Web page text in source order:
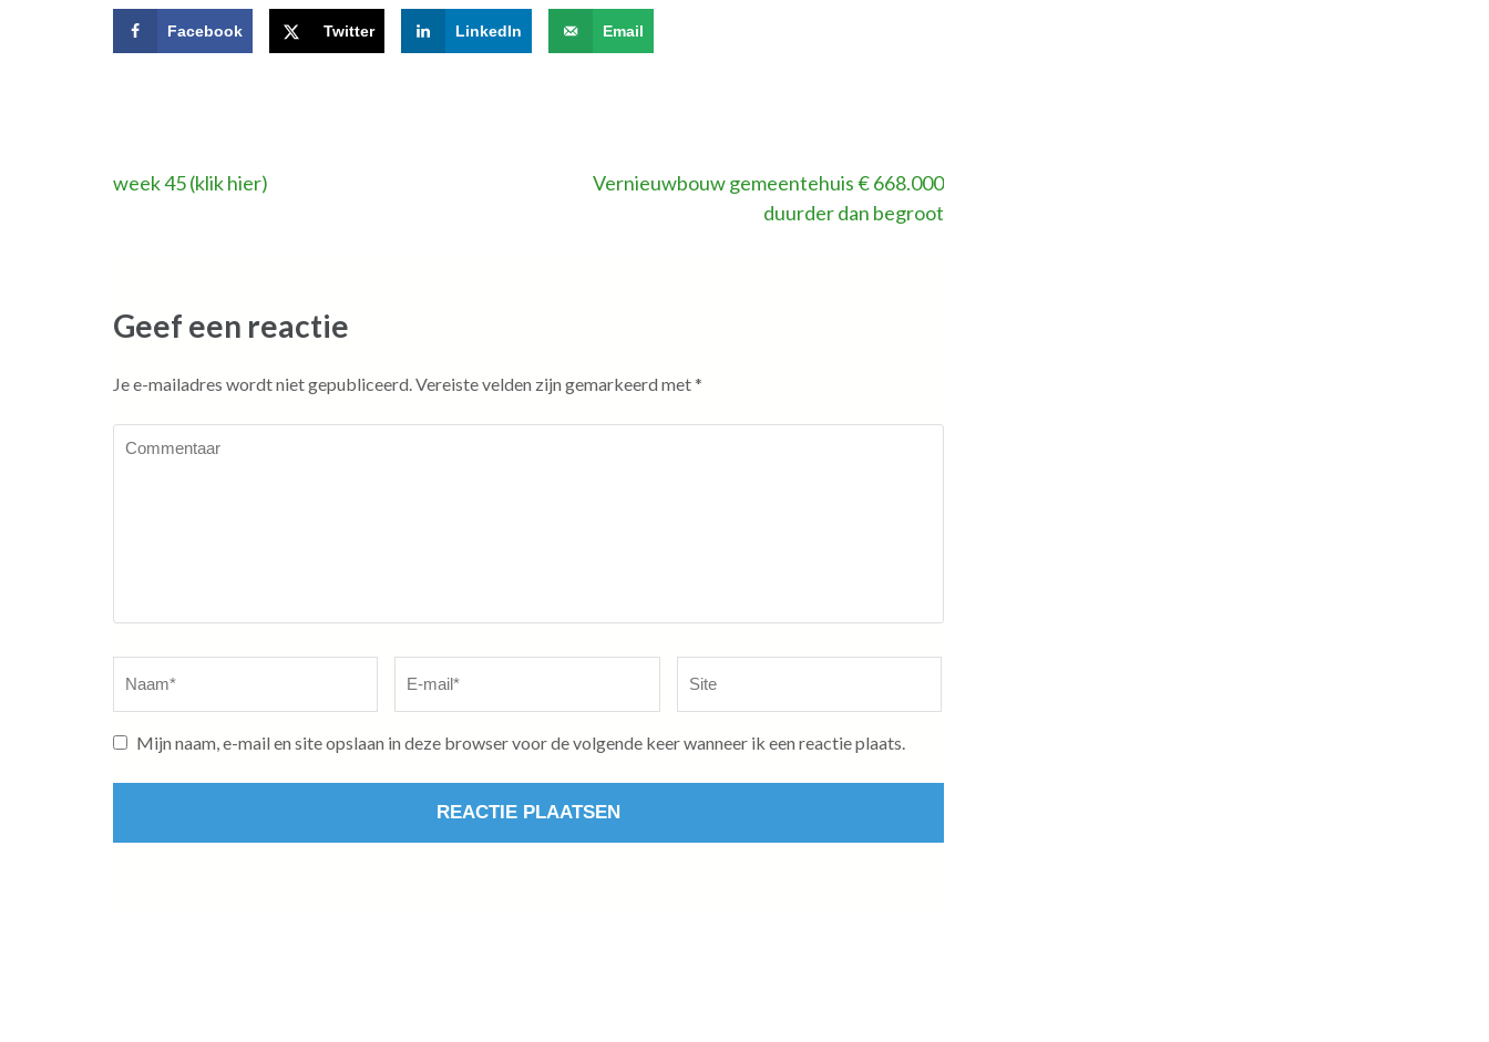
Facebook Twitter LinkedIn Email
Bericht
week 45 (klik hier)
Vernieuwbouw gemeentehuis € 668.000
duurder dan begroot
Geef een reactie
Je e-mailadres wordt niet gepubliceerd. Vereiste velden zijn gemarkeerd met*
mail*
Mijn naam, e-mail en site opslaan in deze browser voor de volgende keer wanneer ik een reactie plaats.